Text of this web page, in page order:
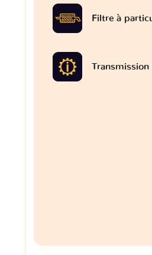
Filtre à
Transmission